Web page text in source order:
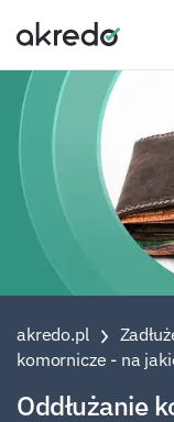
akredo.pl
komornicze - na
Oddłużanie